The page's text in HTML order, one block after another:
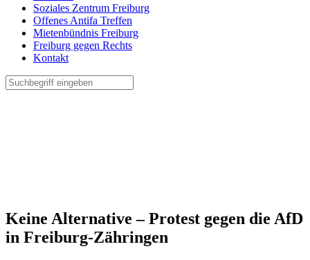
Soziales Zentrum Freiburg
Offenes Antifa Treffen
Mietenbündnis Freiburg
Freiburg gegen Rechts
Kontakt
Keine Alternative – Protest gegen die AfD
in Freiburg-Zähringen